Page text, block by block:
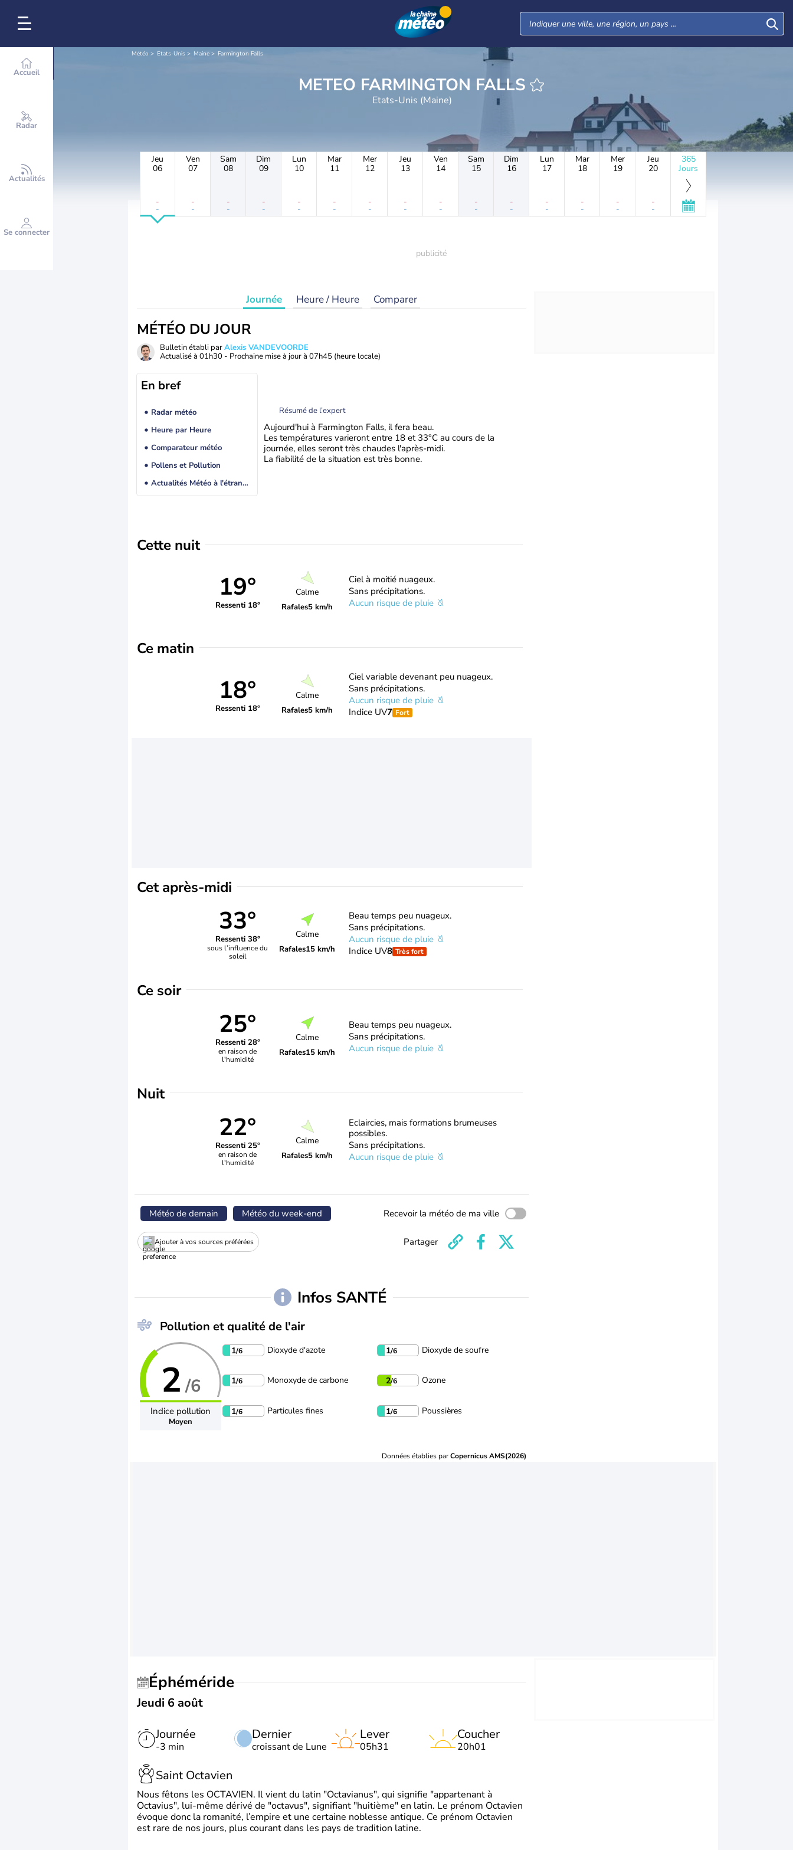
Accueil
Radar
Actualités
Se connecter
Météo Etats-Unis Maine Farmington Falls
METEO FARMINGTON FALLS
Etats-Unis (Maine)
Jeu
06
-
-
Ven
07
-
-
Sam
08
-
-
Dim
09
-
-
Lun
10
-
-
Mar
11
-
-
Mer
12
-
-
Jeu
13
-
-
Ven
14
-
-
Sam
15
-
-
Dim
16
-
-
Lun
17
-
-
Mar
18
-
-
Mer
19
-
-
Jeu
20
-
-
365
Jours
Journée Heure / Heure Comparer
MÉTÉO DU JOUR
Bulletin établi parAlexis VANDEVOORDE
Actualisé à 01h30 - Prochaine mise à jour à 07h45 (heure locale)
En bref
Radar météo
Heure par Heure
Comparateur météo
Pollens et Pollution
Actualités Météo à l'étranger
Résumé de l’expert
Aujourd'hui à Farmington Falls, il fera beau.
Les températures varieront entre 18 et 33°C au cours de la
journée, elles seront très chaudes l'après-midi.
La fiabilité de la situation est très bonne.
Cette nuit
19°
Ressenti 18°
Calme
Rafales5 km/h
Ciel à moitié nuageux.
Sans précipitations.
Aucun risque de pluie
Ce matin
18°
Ressenti 18°
Calme
Rafales5 km/h
Ciel variable devenant peu nuageux.
Sans précipitations.
Aucun risque de pluie
Indice UV7 Fort
Cet après-midi
33°
Ressenti 38°
sous l’influence du
soleil
Calme
Rafales15 km/h
Beau temps peu nuageux.
Sans précipitations.
Aucun risque de pluie
Indice UV8 Très fort
Ce soir
25°
Ressenti 28°
en raison de
l'humidité
Calme
Rafales15 km/h
Beau temps peu nuageux.
Sans précipitations.
Aucun risque de pluie
Nuit
22°
Ressenti 25°
en raison de
l'humidité
Calme
Rafales5 km/h
Eclaircies, mais formations brumeuses
possibles.
Sans précipitations.
Aucun risque de pluie
Météo de demain Météo du week-end Recevoir la météo de ma ville
Ajouter à vos sources préférées Partager
Infos SANTÉ
Pollution et qualité de l'air
2 /6
Indice pollution
Moyen
1/6 Dioxyde d'azote 1/6 Dioxyde de soufre
1/6 Monoxyde de carbone 2/6 Ozone
1/6 Particules fines 1/6 Poussières
Données établies parCopernicus AMS(2026)
Éphéméride
Jeudi 6 août
Journée
-3 min
Dernier
croissant de Lune
Lever
05h31
Coucher
20h01
Saint Octavien
Nous fêtons les OCTAVIEN. Il vient du latin "Octavianus", qui signifie "appartenant à
Octavius", lui-même dérivé de "octavus", signifiant "huitième" en latin. Le prénom Octavien
évoque donc la romanité, l’empire et une certaine noblesse antique. Ce prénom Octavien
est rare de nos jours, plus courant dans les pays de tradition latine.